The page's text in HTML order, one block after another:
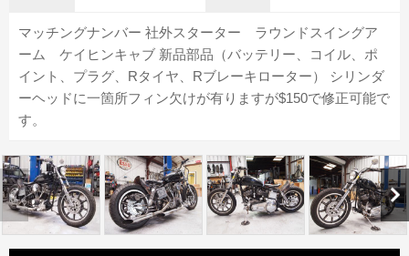
マッチングナンバー 社外スターター ラウンドスイングア
ーム ケイヒンキャブ 新品部品（バッテリー、コイル、ポ
イント、プラグ、Rタイヤ、Rブレーキローター） シリンダ
ーヘッドに一箇所フィン欠けが有りますが$150で修正可能で
す。